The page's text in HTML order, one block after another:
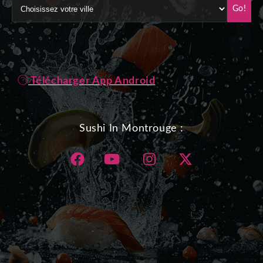
Go!
Télécharger App Android
Sushi In Montrouge :